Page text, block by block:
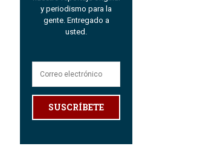
y periodismo para la
gente. Entregado a
usted.
SUSCRÍBETE